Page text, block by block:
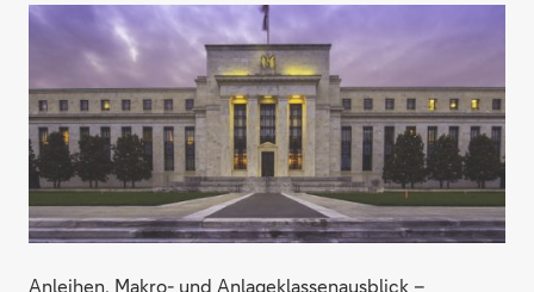
Anleihen, Makro- und Anlageklassenausblick –